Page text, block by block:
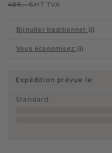
489,- €HT TVA
Bijoutier traditionnel :
Vous économisez:
Expédition prévue le:
Standard :